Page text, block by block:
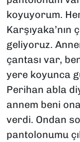
koyuyorum.
Karşıyaka’nın
geliyoruz.
çantası var,
yere koyunca
Perihan abla
annem beni
verdi. Ondan
pantolonumu